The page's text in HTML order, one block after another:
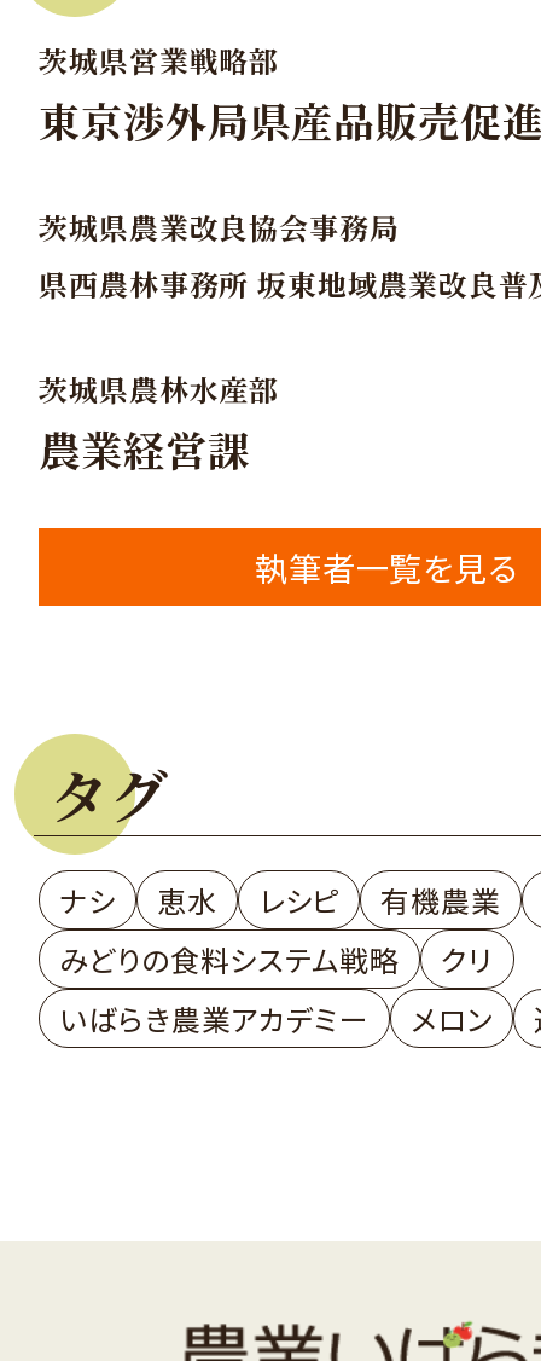
茨城県営業戦略部
東京渉外局県産品販売促
茨城県農業改良協会事務局
県西農林事務所 坂東地域農業改良普
茨城県農林水産部
農業経営課
執筆者一覧を見る
タグ
ナシ 恵水 レシピ
有機農業
みどりの食料システム戦略
クリ
いばらき農業アカデミー
メロン